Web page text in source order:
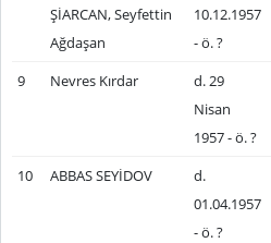
ŞİARCAN, Seyfettin
Ağdaşan
10.12.1957
- ö. ?
9 Nevres Kırdar
d. 29
Nisan
1957 - ö. ?
10 ABBAS SEYİDOV
d.
01.04.1957
- ö. ?